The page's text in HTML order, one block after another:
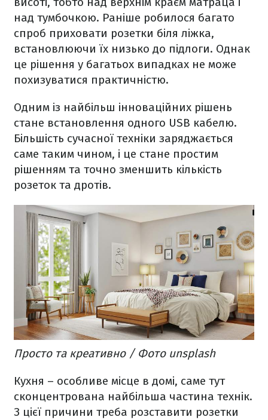
над тумбочкою. Раніше робилося багато
спроб приховати розетки біля ліжка,
встановлюючи їх низько до підлоги. Однак
це рішення у багатьох випадках не може
похизуватися практичністю.
Одним із найбільш інноваційних рішень
стане встановлення одного USB кабелю.
Більшість сучасної техніки заряджається
саме таким чином, і це стане простим
рішенням та точно зменшить кількість
розеток та дротів.
Просто та креативно / Фото unsplash
Кухня – особливе місце в домі, саме тут
сконцентрована найбільша частина технік.
З цієї причини треба розставити розетки